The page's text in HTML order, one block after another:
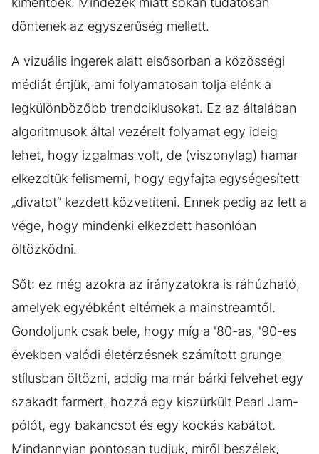
döntenek az egyszerűség mellett.
A vizuális ingerek alatt elsősorban a közösségi
médiát értjük, ami folyamatosan tolja elénk a
legkülönbözőbb trendciklusokat. Ez az általában
algoritmusok által vezérelt folyamat egy ideig
lehet, hogy izgalmas volt, de (viszonylag) hamar
elkezdtük felismerni, hogy egyfajta egységesített
„divatot” kezdett közvetíteni. Ennek pedig az lett a
vége, hogy mindenki elkezdett hasonlóan
öltözködni.
Sőt: ez még azokra az irányzatokra is ráhúzható,
amelyek egyébként eltérnek a mainstreamtől.
Gondoljunk csak bele, hogy míg a '80-as, '90-es
években valódi életérzésnek számított grunge
stílusban öltözni, addig ma már bárki felvehet egy
szakadt farmert, hozzá egy kiszürkült Pearl Jam-
pólót, egy bakancsot és egy kockás kabátot.
Mindannyian pontosan tudjuk, miről beszélek,